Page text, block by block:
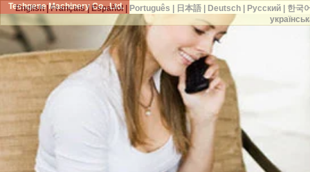
Techgene Machinery Co., Ltd.
English|Français| Español| Português 日本語| Deutsch| Русский|
한국